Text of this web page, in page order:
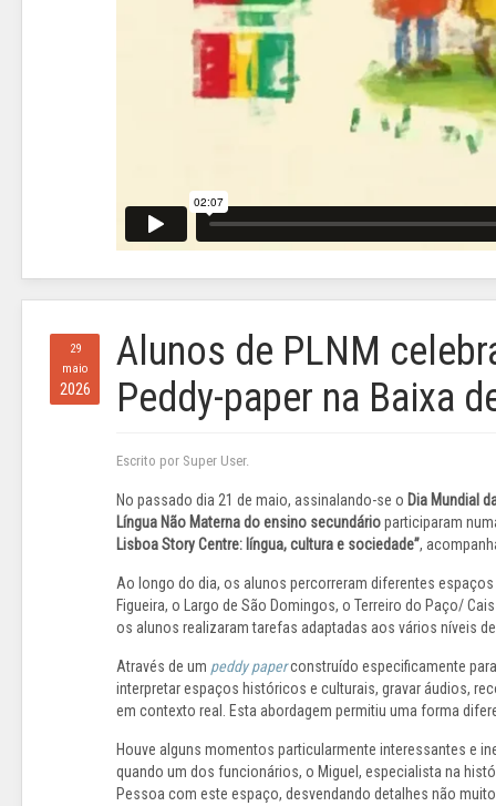
29
maio
2026
Alunos de PLNM
Peddy-paper na Baixa
Escrito por Super User.
No passado dia 21 de maio, assinalando-se o Dia Mundial
Língua Não Materna do ensino secundárioparticiparam
Lisboa Story Centre: língua, cultura e sociedade”,
Ao longo do dia, os alunos percorreram diferentes
Figueira, o Largo de São Domingos, o Terreiro do Paço/
os alunos realizaram tarefas adaptadas aos vários níveis
Através de um peddy paperconstruído especificamente
interpretar espaços históricos e culturais, gravar áudios,
em contexto real. Esta abordagem permitiu uma forma
Houve alguns momentos particularmente interessantes e
quando um dos funcionários, o Miguel, especialista na
Pessoa com este espaço, desvendando detalhes não